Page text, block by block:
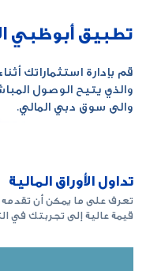
تطبيق أبوظبي
قم بإدارة استثماراتك
والذي يتيح الوصول
والى سوق دبي المالي.
تداول الأوراق المالية
تعرف على ما يمكن أن تقدمه
قيمة عالية إلى تجربتك في